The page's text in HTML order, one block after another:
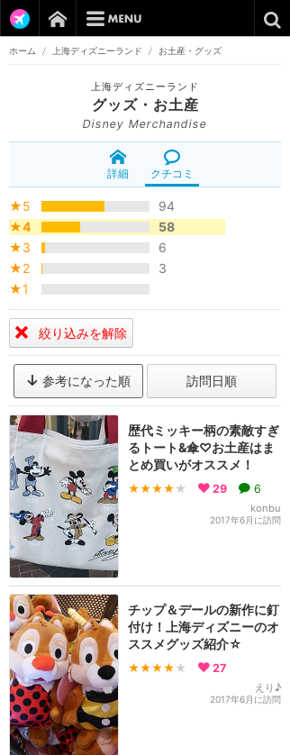
ホーム / 上海ディズニーランド / お土産・グッズ
上海ディズニーランド
グッズ・お土産
Disney Merchandise
詳細 クチコミ
★5
94
★4
58
★3
6
★2
3
★1
絞り込みを解除
参考になった順 訪問日順
歴代ミッキー柄の素敵すぎ
るトート&傘♡お土産はま
とめ買いがオススメ！
★★★★ ★ 29 6
konbu
2017年6月に訪問
チップ＆デールの新作に釘
付け！上海ディズニーのオ
ススメグッズ紹介☆
★★★★ ★ 27
えり♪
2017年6月に訪問